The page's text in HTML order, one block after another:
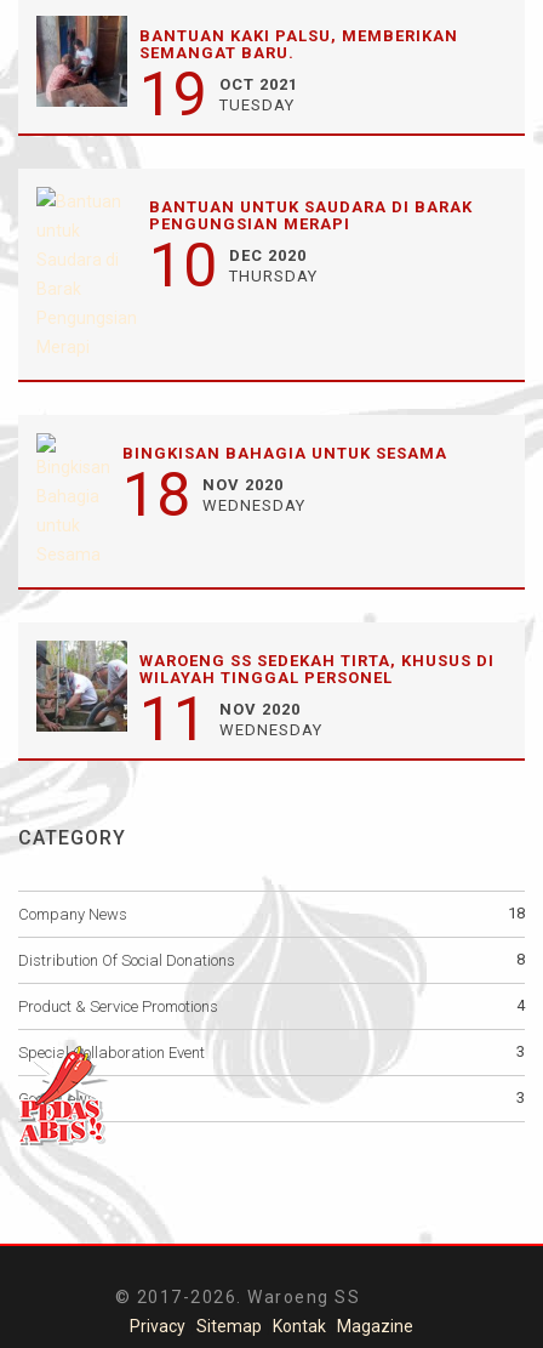
BANTUAN KAKI PALSU, MEMBERIKAN
SEMANGAT BARU.
19
OCT 2021
TUESDAY
BANTUAN UNTUK SAUDARA DI BARAK
PENGUNGSIAN MERAPI
10
DEC 2020
THURSDAY
BINGKISAN BAHAGIA UNTUK SESAMA
18
NOV 2020
WEDNESDAY
WAROENG SS SEDEKAH TIRTA, KHUSUS DI
WILAYAH TINGGAL PERSONEL
11
NOV 2020
WEDNESDAY
CATEGORY
Company News 18
Distribution Of Social Donations 8
Product & Service Promotions 4
Special Collaboration Event 3
Good News 3
© 2017-2026. Waroeng SS
Privacy Sitemap Kontak Magazine